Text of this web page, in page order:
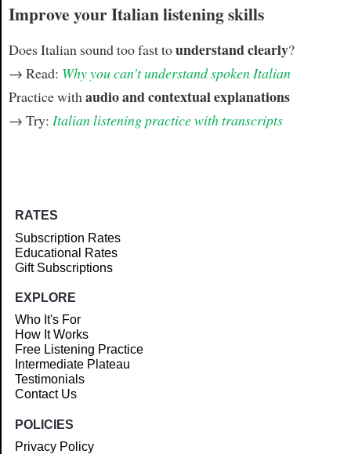
Improve your Italian listening skills
Does Italian sound too fast tounderstand clearly?
→ Read: Why you can't understand spoken Italian
Practice withaudio and contextual explanations
→ Try: Italian listening practice with transcripts
RATES
Subscription Rates
Educational Rates
Gift Subscriptions
EXPLORE
Who It's For
How It Works
Free Listening Practice
Intermediate Plateau
Testimonials
Contact Us
POLICIES
Privacy Policy